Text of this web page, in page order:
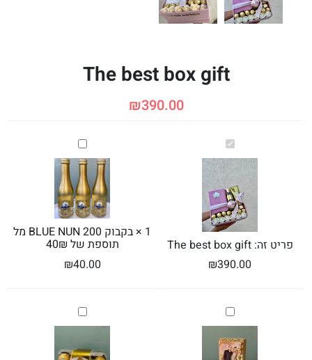
The best box gift
₪390.00
The
best
box
gift
פריט זה: The best box gift
₪390.00
בקבוק
BLUE
NUN
200
מל
תוספת
של
40₪ 1
× בקבוק BLUE NUN 200 מל
תוספת של 40₪
₪40.00
בלוק
עץ
בגודל
10*15
בונביירת
פררו